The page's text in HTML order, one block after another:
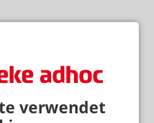
verwendet
Programm im Herbst